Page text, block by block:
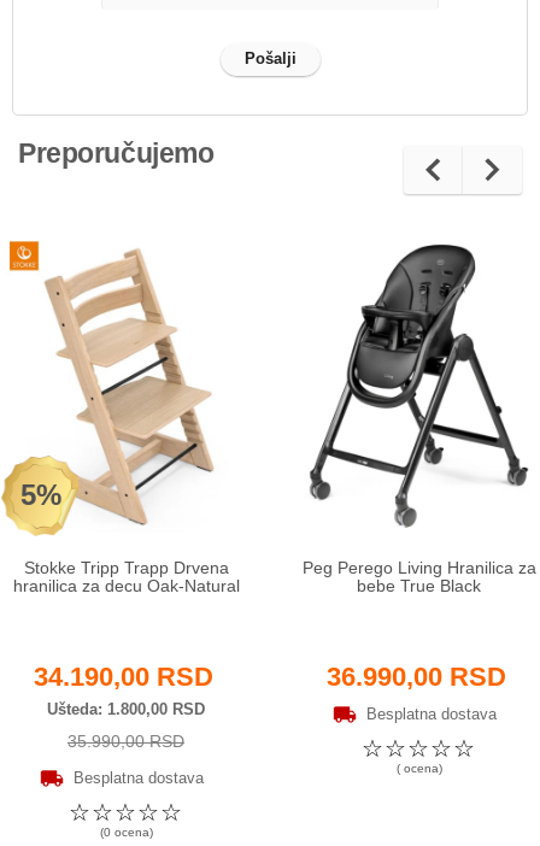
Preporučujemo
5%
Stokke Tripp Trapp Drvena
hranilica za decu Oak-Natural
34.190,00 RSD
Ušteda 1.800,00 RSD
35.990,00 RSD
Besplatna dostava
☆
☆
☆
☆
☆
(0 ocena)
Peg Perego Living Hranilica za
bebe True Black
36.990,00 RSD
Besplatna dostava
☆
☆
☆
☆
☆
( ocena)